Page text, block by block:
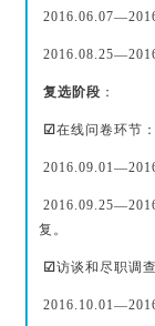
复选阶段 ：
☑ 在线问卷环节
复。
☑ 访谈和尽职调